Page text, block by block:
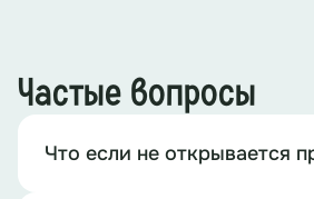
Стихи
Частые вопросы
Что если не открывается